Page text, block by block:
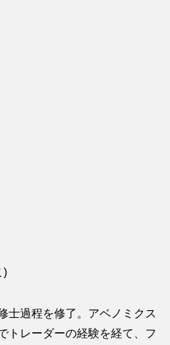
)
士過程を修了。アベノミクス
トレーダーの経験を経て、フ